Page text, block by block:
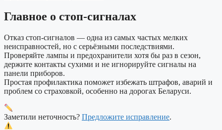
Главное о стоп-сигналах
Отказ стоп-сигналов — одна из самых частых мелких
неисправностей, но с серьёзными последствиями.
Проверяйте лампы и предохранители хотя бы раз в сезон,
держите контакты сухими и не игнорируйте сигналы на
панели приборов.
Простая профилактика поможет избежать штрафов, аварий и
проблем со страховкой, особенно на дорогах Беларуси.
Заметили неточность? Предложите исправление.